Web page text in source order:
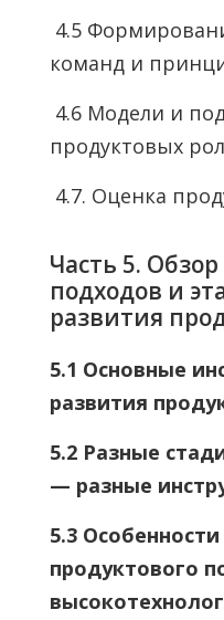
4.5
команд и
4.6 Модели и
продуктовых
4.7. Оценка
Часть 5.
подходов и
развития
5.1 Основные
развития
5.2 Разные
— разные
5.3
продуктового